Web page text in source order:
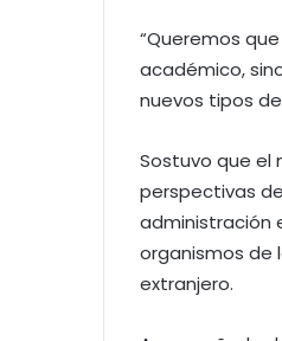
“Queremos
académico,
nuevos tipos
Sostuvo que el
perspectivas
administración
organismos de
extranjero.